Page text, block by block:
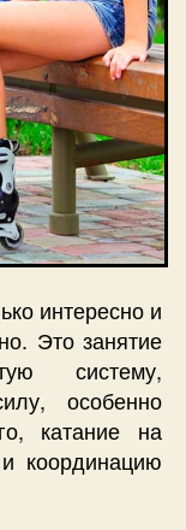
интересно и
Это занятие
систему,
особенно
катание на
координацию